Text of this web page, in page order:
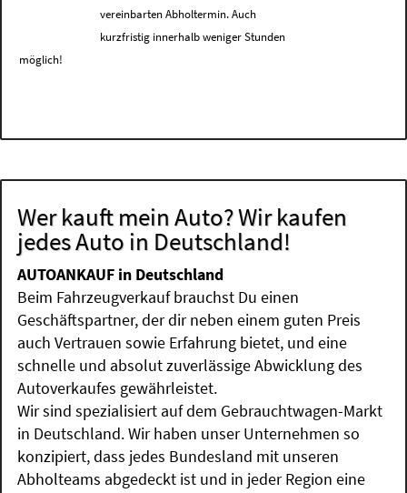
vereinbarten Abholtermin. Auch
kurzfristig innerhalb weniger Stunden
möglich!
Wer kauft mein Auto? Wir kaufen
jedes Auto in Deutschland!
AUTOANKAUF in Deutschland
Beim Fahrzeugverkauf brauchst Du einen
Geschäftspartner, der dir neben einem guten Preis
auch Vertrauen sowie Erfahrung bietet, und eine
schnelle und absolut zuverlässige Abwicklung des
Autoverkaufes gewährleistet.
Wir sind spezialisiert auf dem Gebrauchtwagen-Markt
in Deutschland. Wir haben unser Unternehmen so
konzipiert, dass jedes Bundesland mit unseren
Abholteams abgedeckt ist und in jeder Region eine